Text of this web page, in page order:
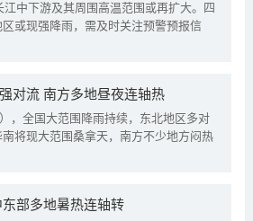
中下游及其周围高温范围或再扩大。四
或现强降雨，需及时关注预警预报信
对流 南方多地昼夜连轴热
，全国大范围降雨持续，东北地区多对
将现大范围桑拿天，南方不少地方闷热
部多地暑热连轴转